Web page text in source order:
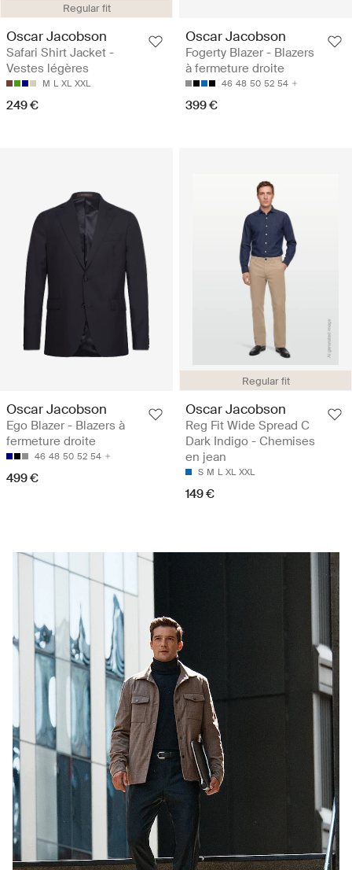
Regular fit
Oscar Jacobson
Safari Shirt Jacket -
Vestes légères
M L XL XXL
249 €
Oscar Jacobson
Fogerty Blazer - Blazers
à fermeture droite
46 48 50 52 54
399 €
Oscar Jacobson
Ego Blazer - Blazers à
fermeture droite
46 48 50 52 54
499 €
Regular fit
Oscar Jacobson
Reg Fit Wide Spread C
Dark Indigo - Chemises
en jean
S M L XL XXL
149 €